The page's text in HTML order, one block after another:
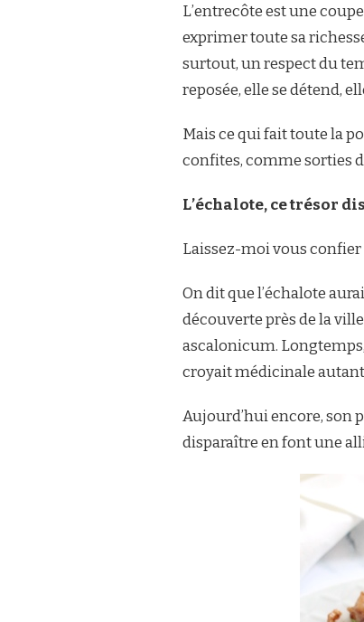
L’entrecôte est une
exprimer toute sa
surtout, un respect du
reposée, elle se détend,
Mais ce qui fait toute la
confites, comme sorties
L’échalote, ce trésor
Laissez-moi vous
On dit que l’échalote
découverte près de la
ascalonicum.
croyait médicinale
Aujourd’hui encore, son
disparaître en font une